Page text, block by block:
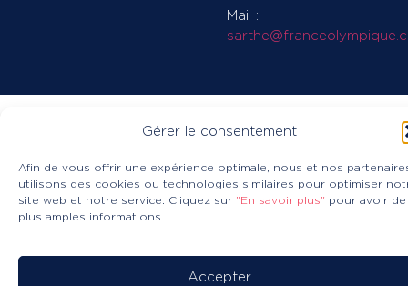
Gérer le consentement
Afin de vous offrir une expérience optimale, nous et nos
utilisons des cookies ou technologies similaires pour optimiser
site web et notre service. Cliquez sur "En savoir plus" pour avoir de
plus amples informations.
Accepter
Mail :